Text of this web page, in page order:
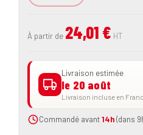
À partir de 24,01 € HT
Livraison estimée
le 20 août
Livraison incluse en
Commandé avant14h(dans